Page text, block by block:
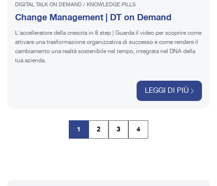
DIGITAL TALK ON DEMAND/ KNOWLEDGE PILLS
Change Management | DT on Demand
L'accelleratore della crescita in 8 step | Guarda il video per scoprire come
attivare una trasformazione organizzativa di successo e come rendere il
cambiamento una realtà sostenibile nel tempo, integrata nel DNA della
tua azienda.
LEGGI DI PIÙ
1
2 3 4